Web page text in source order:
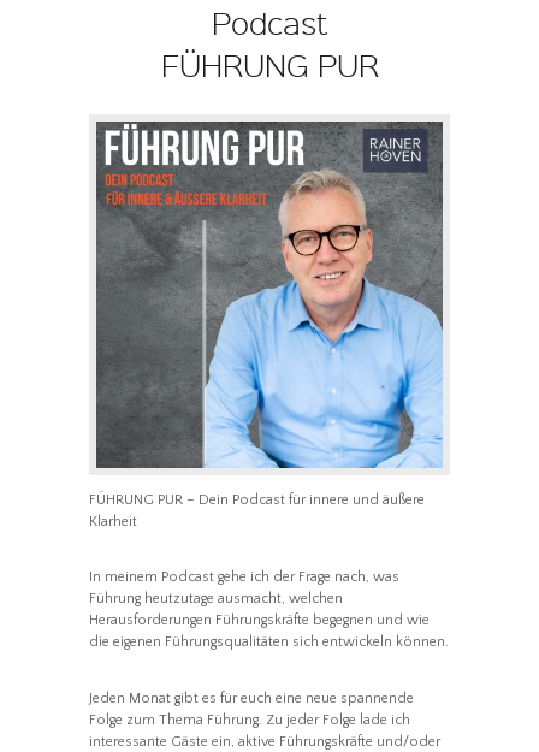
Podcast
FÜHRUNG PUR
FÜHRUNG PUR – Dein Podcast für innere und äußere
Klarheit
In meinem Podcast gehe ich der Frage nach, was
Führung heutzutage ausmacht, welchen
Herausforderungen Führungskräfte begegnen und wie
die eigenen Führungsqualitäten sich entwickeln können.
Jeden Monat gibt es für euch eine neue spannende
Folge zum Thema Führung. Zu jeder Folge lade ich
interessante Gäste ein, aktive Führungskräfte und/oder